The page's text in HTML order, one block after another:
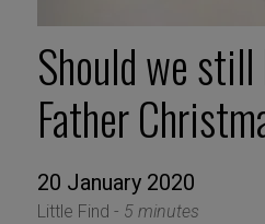
Should we
Father
20 January 2020
Little Find - 5 minutes